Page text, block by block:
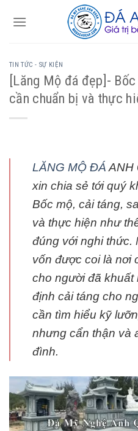
TIN TỨC - SỰ KIỆN
[Lăng Mộ đá đẹp]-
cần chuẩn bị và thực
LĂNG MỘ ĐÁ ANH
xin chia sẻ tới quý
Bốc mộ, cải táng,
và thực hiện như
đúng với nghi thức.
vốn được coi là nơi
cho người đã khuất
định cải táng cho
cần tìm hiểu kỹ
nhưng cẩn thận và
đình.